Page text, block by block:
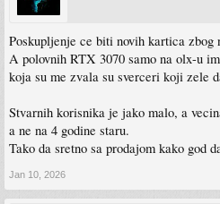
Poskupljenje ce biti novih kartica zbog
A polovnih RTX 3070 samo na olx-u
koja su me zvala su sverceri koji zele
Stvarnih korisnika je jako malo, a
a ne na 4 godine staru.
Tako da sretno sa prodajom kako god
Jan 10, 2026